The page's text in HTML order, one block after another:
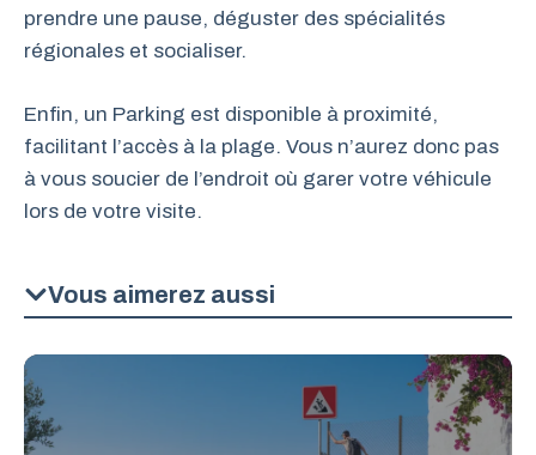
prendre une pause, déguster des spécialités
régionales et socialiser.
Enfin, un Parking est disponible à proximité,
facilitant l’accès à la plage. Vous n’aurez donc pas
à vous soucier de l’endroit où garer votre véhicule
lors de votre visite.
Vous aimerez aussi